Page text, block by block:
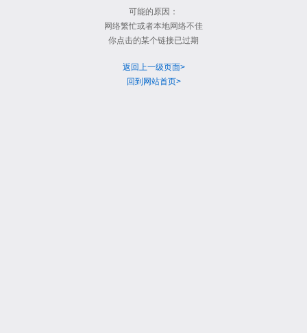
可能的原因：
网络繁忙或者本地网络不佳
你点击的某个链接已过期
返回上一级页面>
回到网站首页>